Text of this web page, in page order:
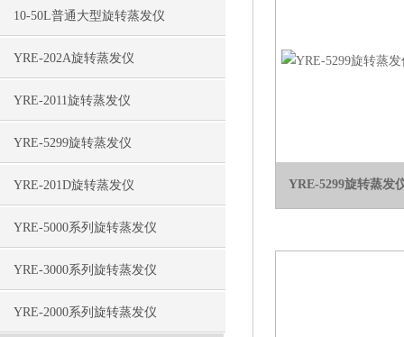
10-50L普通大型旋转蒸发仪
YRE-202A旋转蒸发仪
YRE-2011旋转蒸发仪
YRE-5299旋转蒸发仪
YRE-201D旋转蒸发仪
YRE-5000系列旋转蒸发仪
YRE-3000系列旋转蒸发仪
YRE-2000系列旋转蒸发仪
YRE-5299旋转蒸发